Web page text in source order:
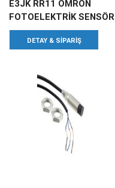
E3JK RR11 OMRON
FOTOELEKTRİK SENSÖR
DETAY & SIPARIŞ